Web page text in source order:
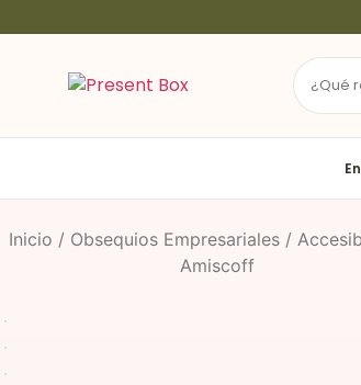
al
Inicio / Obsequios Empresariales/
Amiscoff